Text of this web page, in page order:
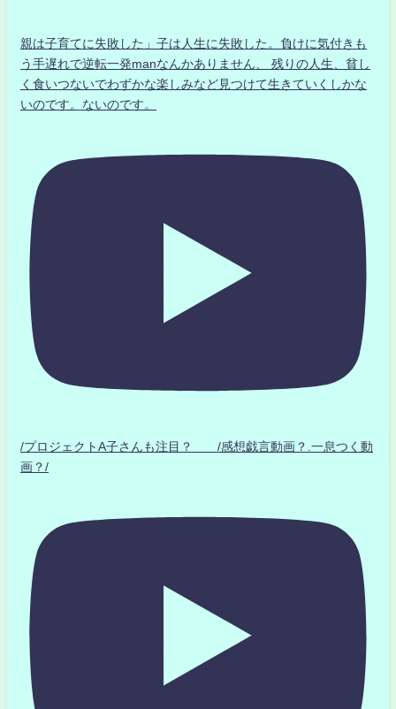
親は子育てに失敗した」子は人生に失敗した。負けに気付きも
う手遅れで逆転一発manなんかありません、 残りの人生、貧し
く食いつないでわずかな楽しみなど見つけて生きていくしかな
いのです。ないのです。
/プロジェクトA子さんも注目？ /感想戯言動画？.一息つく動
画？/